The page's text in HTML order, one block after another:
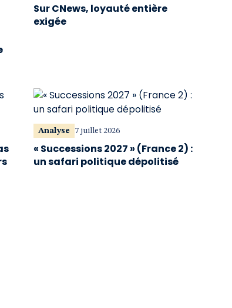
Sur CNews, loyauté entière
exigée
Analyse 7 juillet 2026
« Successions 2027 » (France 2) :
un safari politique dépolitisé